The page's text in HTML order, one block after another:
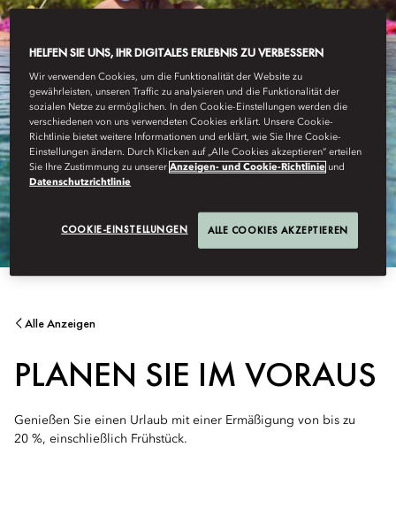
Alle Anzeigen
PLANEN SIE IM VORAUS
Genießen Sie einen Urlaub mit einer Ermäßigung von bis zu
20 %, einschließlich Frühstück.
HELFEN SIE UNS, IHR DIGITALES ERLEBNIS ZU VERBESSERN
Wir verwenden Cookies, um die Funktionalität der Website zu
gewährleisten, unseren Traffic zu analysieren und die Funktionalität der
sozialen Netze zu ermöglichen. In den Cookie-Einstellungen werden die
verschiedenen von uns verwendeten Cookies erklärt. Unsere Cookie-
Richtlinie bietet weitere Informationen und erklärt, wie Sie Ihre Cookie-
Einstellungen ändern. Durch Klicken auf „Alle Cookies akzeptieren“ erteilen
Sie Ihre Zustimmung zu unsererAnzeigen- und Cookie-Richtlinie und
Datenschutzrichtlinie
COOKIE-EINSTELLUNGEN ALLE COOKIES AKZEPTIEREN